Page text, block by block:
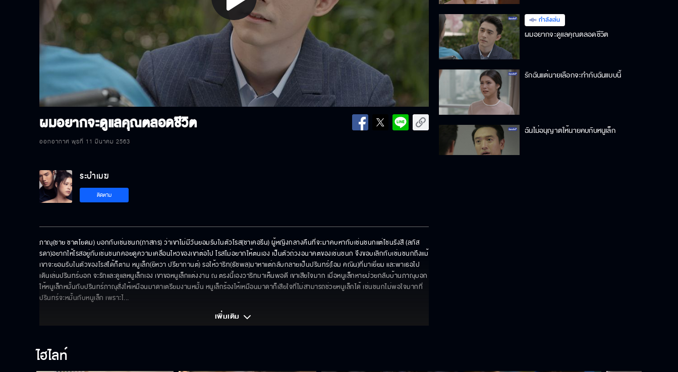
Play
Video
ผมอยากจะดูแลคุณตลอดชีวิต
ออกอากาศ พุธที่ 11 มีนาคม 2563
กำลังเล่น
ผมอยากจะดูแลคุณตลอดชีวิต
รักฉันแต่นายเลือกจะทำกับฉันแบบนี้
ฉันไม่อนุญาตให้นายคบกับหนูเล็ก
ระบำเมฆ
ติดตาม
ภาณุ(ชาย ชาตโยดม) บอกกับเช่นชนก(ภาสกร) ว่าเขาไม่มีวันยอมรับในตัวโรส(ชาเคอรีน) ผู้หญิงกลางคืนที่จะมาคบหากับเช่นชนกแต่โชนรังสี (ลภัส
รดา)อยากให้โรสอยู่กับเช่นชนกคอยดูความเคลื่อนไหวของเขาต่อไป โรสไม่อยากให้ตนเอง เป็นตัวถ่วงอนาคตของเช่นชนก จึงขอบเลิกกับเช่นชนกถึงแม้
เขาจะยอมรับในตัวของโรสได้ก็ตาม หนูเล็ก(ยิหวา ปรียากานต์) รอให้วาริท(ธัชพล)มาหาแต่กลับกลายเป็นปรินทร์(โอม คณิน)ที่มาเยี่ยม และพาเธอไป
เดินเล่นปรินทร์บอก จะรักและดูแลหนูเล็กเอง เขาขอหนูเล็กแต่งงาน ณ ตรงนี้เองวาริทมาเห็นพอดี เขาเสียใจมาก เมื่อหนูเล็กหายป่วยกลับบ้านภาณุบอก
ให้หนูเล็กหมั้นกับปรินทร์ภาณุสั่งให้เหมือนมาดาเตรียมงานหมั้น หนูเล็กร้องไห้เหมือนมาดาก็เสียใจที่ไม่สามารถช่วยหนูเล็กได้ เช่นชนกไม่พอใจมากที่
ปรินทร์จะหมั้นกับหนูเล็ก เพราะไ...
เพิ่มเติม
ไฮไลท์